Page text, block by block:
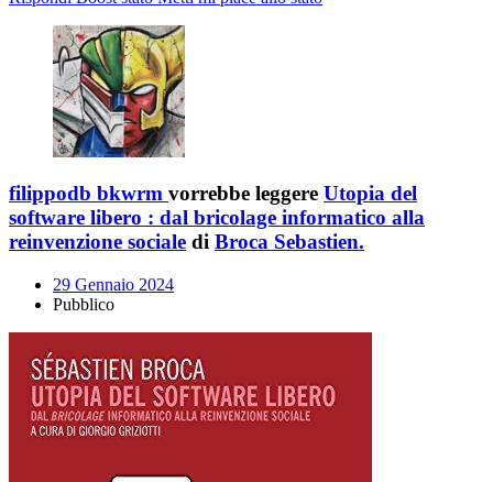
filippodb bkwrm vorrebbe leggere Utopia del
software libero : dal bricolage informatico alla
reinvenzione sociale di Broca Sebastien.
29 Gennaio 2024
Pubblico